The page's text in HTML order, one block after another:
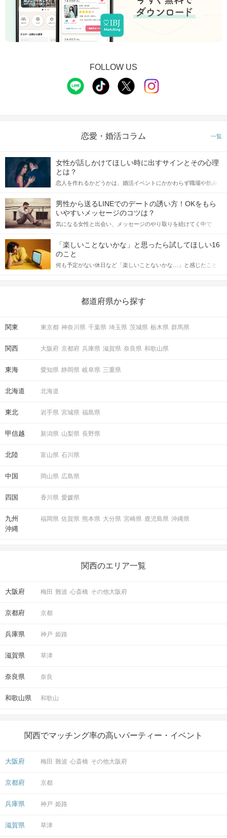
FOLLOW US
恋愛・婚活コラム 一覧
女性が話しかけてほしい時に出すサインとその心理
とは？
恋人を作れるかどうかは、婚活イベントにかかわらず職場や飲み
てアプローチできるかにも左右されます。 これから恋人作りを本
格的に始めようとしている方は、女性が異性を求めて出すサイン
をしっかりと理解し、正しい行動に移せるかどうかが重要。 この
記事では、女性が話しかけて欲しい時に出すサインとその心理を
合にどのような行動に繋げるべきかをご紹介していきます。
男性から送るLINEでのデートの誘い方！OKをもら
いやすいメッセージのコツは？
気になる女性と出会い、メッセージのやり取りを続けてく中で
しかし、中には「どう誘ったらいいの？」とお困りの男性もいら
っしゃるのではないでしょうか。 そこで今回は、男性から女性へ
送るLINEでのデートの誘い方のコツをご紹介します。例文も混じ
えながら解説するので、ぜひ参考にしてください。
「楽しいことないかな」と思ったら試してほしい16
のこと
何も予定がない休日など「楽しいことないかな…」と感じたこと
の楽しいことアイデアを集めました♪ いままさに楽しいことを探し
都道府県から探す
関東 東京都 神奈川県 千葉県 埼玉県 茨城県 栃木県 群馬県
関西 大阪府 京都府 兵庫県 滋賀県 奈良県 和歌山県
東海 愛知県 静岡県 岐阜県 三重県
北海道 北海道
東北 岩手県 宮城県 福島県
甲信越 新潟県 山梨県 長野県
北陸 富山県 石川県
中国 岡山県 広島県
四国 香川県 愛媛県
九州
沖縄
福岡県 佐賀県 熊本県 大分県 宮崎県 鹿児島県 沖縄県
関西のエリア一覧
大阪府 梅田 難波 心斎橋 その他大阪府
京都府 京都
兵庫県 神戸 姫路
滋賀県 草津
奈良県 奈良
和歌山県 和歌山
関西でマッチング率の高いパーティー・イベント
大阪府 梅田 難波 心斎橋 その他大阪府
京都府 京都
兵庫県 神戸 姫路
滋賀県 草津